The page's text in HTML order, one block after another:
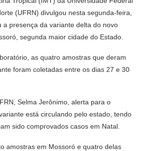
(UFRN) divulgou nesta segunda-feira,
a presença da variante delta do novo
segunda maior cidade do Estado.
as quatro amostras que deram
foram coletadas entre os dias 27 e 30
Selma Jerônimo, alerta para o
está circulando pelo estado, tendo
sido comprovados casos em Natal.
amostras em Mossoró e quatro delas